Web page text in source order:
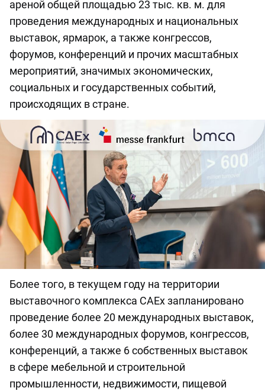
ареной общей площадью 23 тыс. кв. м. для
проведения международных и национальных
выставок, ярмарок, а также конгрессов,
форумов, конференций и прочих масштабных
мероприятий, значимых экономических,
социальных и государственных событий,
происходящих в стране.
Более того, в текущем году на территории
выставочного комплекса CAEx запланировано
проведение более 20 международных выставок,
более 30 международных форумов, конгрессов,
конференций, а также 6 собственных выставок
в сфере мебельной и строительной
промышленности, недвижимости, пищевой